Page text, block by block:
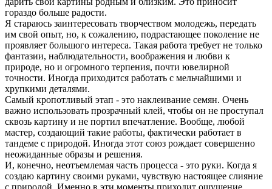
гораздо больше радости.
Я стараюсь заинтересовать творчеством молодежь, передать
им свой опыт, но, к сожалению, подрастающее поколение не
проявляет большого интереса. Такая работа требует не только
фантазии, наблюдательности, воображения и любви к
природе, но и огромного терпения, почти ювелирной
точности. Иногда приходится работать с мельчайшими и
хрупкими деталями.
Самый кропотливый этап - это наклеивание семян. Очень
важно использовать прозрачный клей, чтобы он не проступал
сквозь картину и не портил впечатление. Вообще, любой
мастер, создающий такие работы, фактически работает в
тандеме с природой. Иногда этот союз рождает совершенно
неожиданные образы и решения.
И, конечно, неотъемлемая часть процесса - это руки. Когда я
создаю картину своими руками, чувствую настоящее слияние